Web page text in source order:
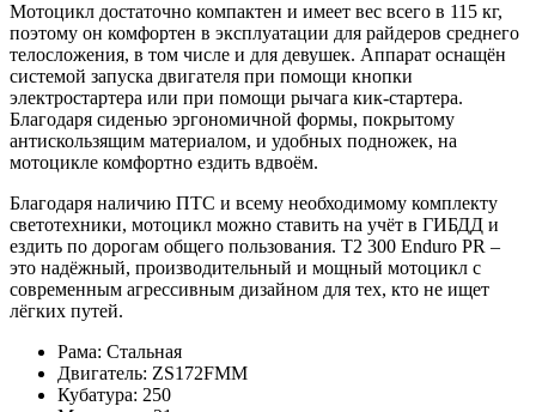
Мотоцикл достаточно компактен и имеет вес всего в 115 кг,
поэтому он комфортен в эксплуатации для райдеров среднего
телосложения, в том числе и для девушек. Аппарат оснащён
системой запуска двигателя при помощи кнопки
электростартера или при помощи рычага кик-стартера.
Благодаря сиденью эргономичной формы, покрытому
антискользящим материалом, и удобных подножек, на
мотоцикле комфортно ездить вдвоём.
Благодаря наличию ПТС и всему необходимому комплекту
светотехники, мотоцикл можно ставить на учёт в ГИБДД и
ездить по дорогам общего пользования. T2 300 Enduro PR –
это надёжный, производительный и мощный мотоцикл с
современным агрессивным дизайном для тех, кто не ищет
лёгких путей.
Рама: Стальная
Двигатель: ZS172FMM
Кубатура: 250